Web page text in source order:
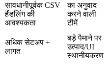
सावधानीपूर्वक CSV
हैंडलिंग की
आवश्यकता
का अनुवाद
करने वाली
टीमें
अधिक सेटअप +
लागत
बड़े पैमाने पर
उत्पाद/UI
स्थानीयकरण